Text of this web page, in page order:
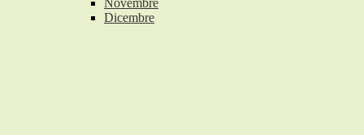
Novembre
Dicembre